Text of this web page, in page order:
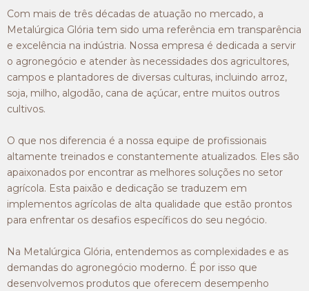
Com mais de três décadas de atuação no mercado, a
Metalúrgica Glória tem sido uma referência em transparência
e excelência na indústria. Nossa empresa é dedicada a servir
o agronegócio e atender às necessidades dos agricultores,
campos e plantadores de diversas culturas, incluindo arroz,
soja, milho, algodão, cana de açúcar, entre muitos outros
cultivos.
O que nos diferencia é a nossa equipe de profissionais
altamente treinados e constantemente atualizados. Eles são
apaixonados por encontrar as melhores soluções no setor
agrícola. Esta paixão e dedicação se traduzem em
implementos agrícolas de alta qualidade que estão prontos
para enfrentar os desafios específicos do seu negócio.
Na Metalúrgica Glória, entendemos as complexidades e as
demandas do agronegócio moderno. É por isso que
desenvolvemos produtos que oferecem desempenho